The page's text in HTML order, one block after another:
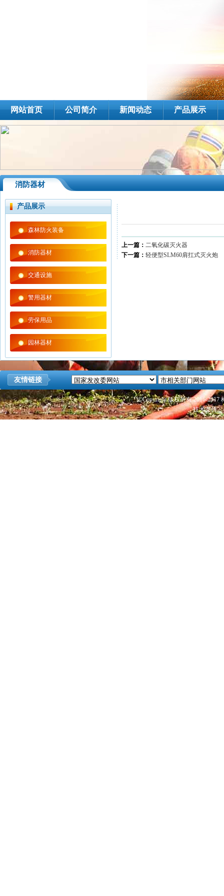
网站首页 公司简介 新闻动态 产品展示
消防器材
产品展示
森林防火装备
消防器材
交通设施
警用器材
劳保用品
园林器材
上一篇： 二氧化碳灭火器
下一篇： 轻便型SLM60肩扛式灭火炮
友情链接
©Copyright 版权所有 2016-
技术支持：